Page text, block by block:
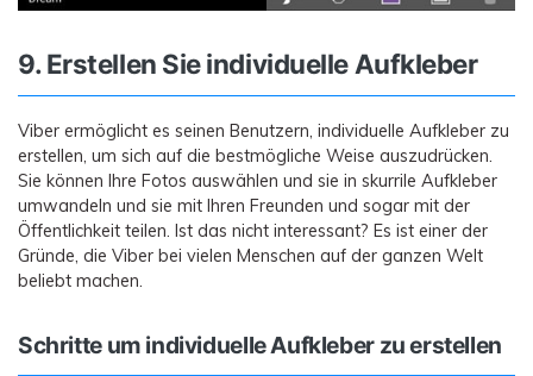
9. Erstellen Sie individuelle Aufkleber
Viber ermöglicht es seinen Benutzern, individuelle Aufkleber zu
erstellen, um sich auf die bestmögliche Weise auszudrücken.
Sie können Ihre Fotos auswählen und sie in skurrile Aufkleber
umwandeln und sie mit Ihren Freunden und sogar mit der
Öffentlichkeit teilen. Ist das nicht interessant? Es ist einer der
Gründe, die Viber bei vielen Menschen auf der ganzen Welt
beliebt machen.
Schritte um individuelle Aufkleber zu erstellen